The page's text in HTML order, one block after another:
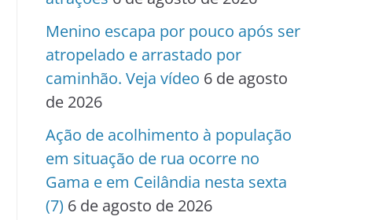
Menino escapa por pouco após ser
atropelado e arrastado por
caminhão. Veja vídeo 6 de agosto
de 2026
Ação de acolhimento à população
em situação de rua ocorre no
Gama e em Ceilândia nesta sexta
(7) 6 de agosto de 2026